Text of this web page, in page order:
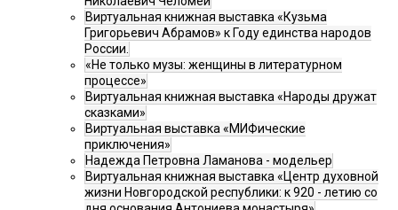
Виртуальная книжная выставка «Кузьма
Григорьевич Абрамов» к Году единства народов
России.
«Не только музы: женщины в литературном
процессе»
Виртуальная книжная выставка «Народы дружат
сказками»
Виртуальная выставка «МИФические
приключения»
Надежда Петровна Ламанова - модельер
Виртуальная книжная выставка «Центр духовной
жизни Новгородской республики: к 920 - летию со